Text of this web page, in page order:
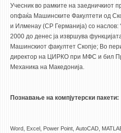
Учесник во рамките на заедничкиот
опфаќа Машинските Факултети од
и Илменау (СР Германија) со наслов:
2000 до денес ја извршува
Машинскиот факултет Скопје; Во
директор на ЦИРКО при МФС и бил
Механика на Македонија.
Познавање на компјутерски пакети:
Word Excel Power Point AutoCAD